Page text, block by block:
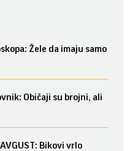
Žele da imaju samo
Običaji su brojni, ali
AVGUST: Bikovi vrlo